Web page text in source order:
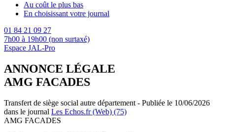
Au coût le plus bas
En choisissant votre journal
01 84 21 09 27
7h00 à 19h00 (non surtaxé)
Espace JAL-Pro
ANNONCE LÉGALE
AMG FACADES
Transfert de siège social autre département - Publiée le 10/06/2026
dans le journal Les Echos.fr (Web) (75)
AMG FACADES